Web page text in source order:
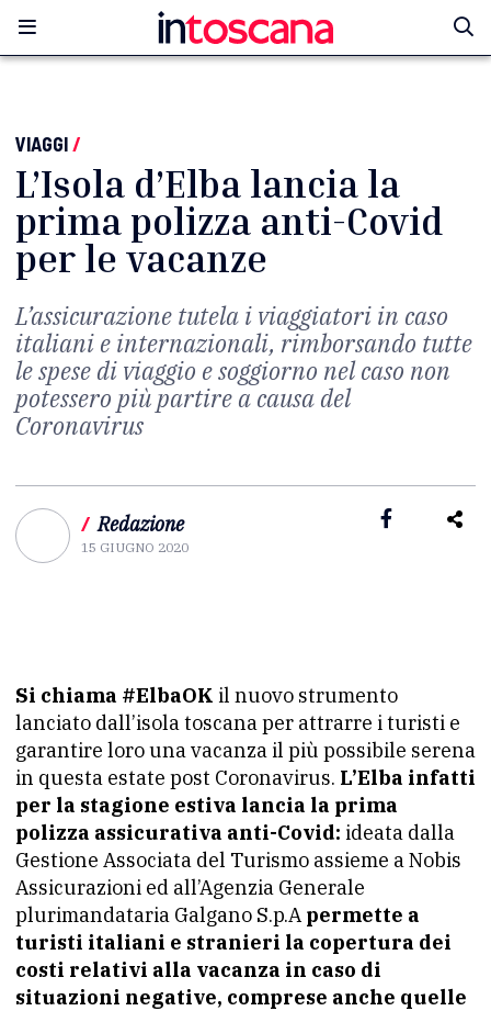
VIAGGI/
L’Isola d’Elba lancia la
prima polizza anti-Covid
per le vacanze
L’assicurazione tutela i viaggiatori in caso
italiani e internazionali, rimborsando tutte
le spese di viaggio e soggiorno nel caso non
potessero più partire a causa del
Coronavirus
/ Redazione
15 GIUGNO 2020
Si chiama #ElbaOK il nuovo strumento
lanciato dall’isola toscana per attrarre i turisti e
garantire loro una vacanza il più possibile serena
in questa estate post Coronavirus. L’Elba infatti
per la stagione estiva lancia la prima
polizza assicurativa anti-Covid: ideata dalla
Gestione Associata del Turismo assieme a Nobis
Assicurazioni ed all’Agenzia Generale
plurimandataria Galgano S.p.A permette a
turisti italiani e stranieri la copertura dei
costi relativi alla vacanza in caso di
situazioni negative, comprese anche quelle